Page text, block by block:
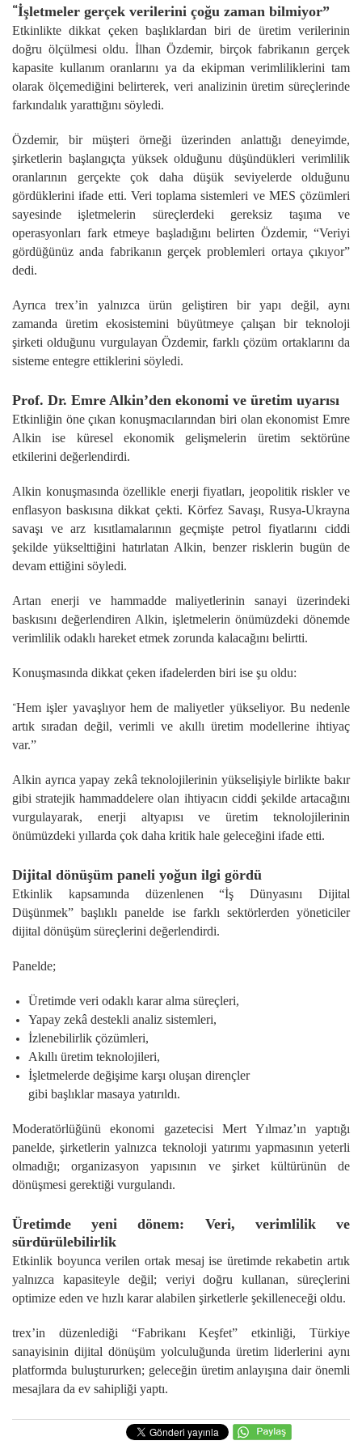
“İşletmeler gerçek verilerini çoğu zaman bilmiyor”
Etkinlikte dikkat çeken başlıklardan biri de üretim verilerinin
doğru ölçülmesi oldu. İlhan Özdemir, birçok fabrikanın gerçek
kapasite kullanım oranlarını ya da ekipman verimliliklerini tam
olarak ölçemediğini belirterek, veri analizinin üretim süreçlerinde
farkındalık yarattığını söyledi.
Özdemir, bir müşteri örneği üzerinden anlattığı deneyimde,
şirketlerin başlangıçta yüksek olduğunu düşündükleri verimlilik
oranlarının gerçekte çok daha düşük seviyelerde olduğunu
gördüklerini ifade etti. Veri toplama sistemleri ve MES çözümleri
sayesinde işletmelerin süreçlerdeki gereksiz taşıma ve
operasyonları fark etmeye başladığını belirten Özdemir, “Veriyi
gördüğünüz anda fabrikanın gerçek problemleri ortaya çıkıyor”
dedi.
Ayrıca trex’in yalnızca ürün geliştiren bir yapı değil, aynı
zamanda üretim ekosistemini büyütmeye çalışan bir teknoloji
şirketi olduğunu vurgulayan Özdemir, farklı çözüm ortaklarını da
sisteme entegre ettiklerini söyledi.
Prof. Dr. Emre Alkin’den ekonomi ve üretim uyarısı
Etkinliğin öne çıkan konuşmacılarından biri olan ekonomist Emre
Alkin ise küresel ekonomik gelişmelerin üretim sektörüne
etkilerini değerlendirdi.
Alkin konuşmasında özellikle enerji fiyatları, jeopolitik riskler ve
enflasyon baskısına dikkat çekti. Körfez Savaşı, Rusya-Ukrayna
savaşı ve arz kısıtlamalarının geçmişte petrol fiyatlarını ciddi
şekilde yükselttiğini hatırlatan Alkin, benzer risklerin bugün de
devam ettiğini söyledi.
Artan enerji ve hammadde maliyetlerinin sanayi üzerindeki
baskısını değerlendiren Alkin, işletmelerin önümüzdeki dönemde
verimlilik odaklı hareket etmek zorunda kalacağını belirtti.
Konuşmasında dikkat çeken ifadelerden biri ise şu oldu:
“Hem işler yavaşlıyor hem de maliyetler yükseliyor. Bu nedenle
artık sıradan değil, verimli ve akıllı üretim modellerine ihtiyaç
var.”
Alkin ayrıca yapay zekâ teknolojilerinin yükselişiyle birlikte bakır
gibi stratejik hammaddelere olan ihtiyacın ciddi şekilde artacağını
vurgulayarak, enerji altyapısı ve üretim teknolojilerinin
önümüzdeki yıllarda çok daha kritik hale geleceğini ifade etti.
Dijital dönüşüm paneli yoğun ilgi gördü
Etkinlik kapsamında düzenlenen “İş Dünyasını Dijital
Düşünmek” başlıklı panelde ise farklı sektörlerden yöneticiler
dijital dönüşüm süreçlerini değerlendirdi.
Panelde;
Üretimde veri odaklı karar alma süreçleri,
Yapay zekâ destekli analiz sistemleri,
İzlenebilirlik çözümleri,
Akıllı üretim teknolojileri,
İşletmelerde değişime karşı oluşan dirençler
gibi başlıklar masaya yatırıldı.
Moderatörlüğünü ekonomi gazetecisi Mert Yılmaz’ın yaptığı
panelde, şirketlerin yalnızca teknoloji yatırımı yapmasının yeterli
olmadığı; organizasyon yapısının ve şirket kültürünün de
dönüşmesi gerektiği vurgulandı.
Üretimde yeni dönem: Veri, verimlilik ve
sürdürülebilirlik
Etkinlik boyunca verilen ortak mesaj ise üretimde rekabetin artık
yalnızca kapasiteyle değil; veriyi doğru kullanan, süreçlerini
optimize eden ve hızlı karar alabilen şirketlerle şekilleneceği oldu.
trex’in düzenlediği “Fabrikanı Keşfet” etkinliği, Türkiye
sanayisinin dijital dönüşüm yolculuğunda üretim liderlerini aynı
platformda buluştururken; geleceğin üretim anlayışına dair önemli
mesajlara da ev sahipliği yaptı.